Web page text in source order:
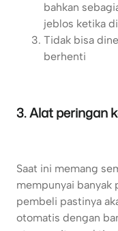
bahkan
jeblos ketika
Tidak bisa
berhenti
3. Alat peringan
Saat ini memang
mempunyai banyak
pembeli pastinya
otomatis dengan